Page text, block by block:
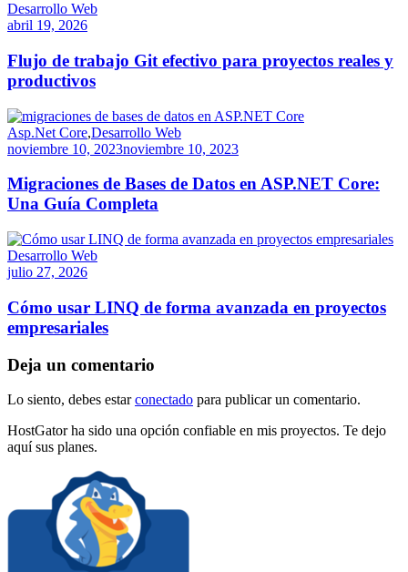
Desarrollo Web
abril 19, 2026
Flujo de trabajo Git efectivo para proyectos reales y
productivos
Asp.Net Core,Desarrollo Web
noviembre 10, 2023noviembre 10, 2023
Migraciones de Bases de Datos en ASP.NET Core:
Una Guía Completa
Desarrollo Web
julio 27, 2026
Cómo usar LINQ de forma avanzada en proyectos
empresariales
Deja un comentario
Lo siento, debes estarconectado para publicar un comentario.
HostGator ha sido una opción confiable en mis proyectos. Te dejo
aquí sus planes.